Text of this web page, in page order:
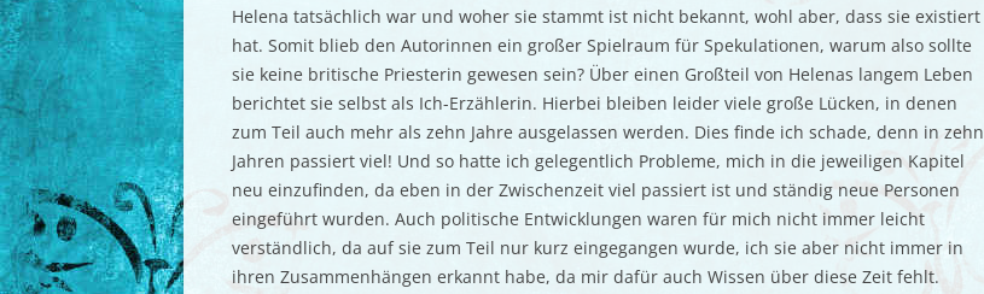
Helena tatsächlich war und woher sie stammt ist nicht bekannt, wohl aber, dass sie existiert
hat. Somit blieb den Autorinnen ein großer Spielraum für Spekulationen, warum also sollte
sie keine britische Priesterin gewesen sein? Über einen Großteil von Helenas langem Leben
berichtet sie selbst als Ich-Erzählerin. Hierbei bleiben leider viele große Lücken, in denen
zum Teil auch mehr als zehn Jahre ausgelassen werden. Dies finde ich schade, denn in zehn
Jahren passiert viel! Und so hatte ich gelegentlich Probleme, mich in die jeweiligen Kapitel
neu einzufinden, da eben in der Zwischenzeit viel passiert ist und ständig neue Personen
eingeführt wurden. Auch politische Entwicklungen waren für mich nicht immer leicht
verständlich, da auf sie zum Teil nur kurz eingegangen wurde, ich sie aber nicht immer in
ihren Zusammenhängen erkannt habe, da mir dafür auch Wissen über diese Zeit fehlt.